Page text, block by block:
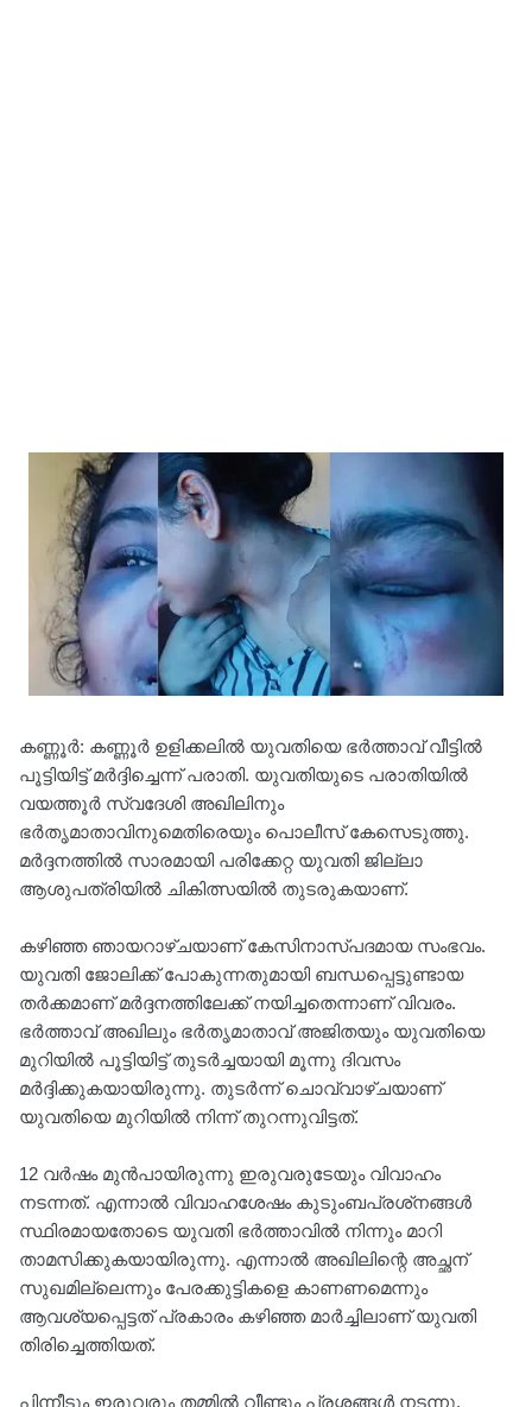
കണ്ണൂര്‍: കണ്ണൂര്‍ ഉളിക്കലില്‍ യുവതിയെ ഭര്‍ത്താവ് വീട്ടില്‍
പൂട്ടിയിട്ട് മര്‍ദ്ദിച്ചെന്ന് പരാതി. യുവതിയുടെ പരാതിയിൽ
വയത്തൂര്‍ സ്വദേശി അഖിലിനും
ഭര്‍തൃമാതാവിനുമെതിരെയും പൊലീസ് കേസെടുത്തു.
മര്‍ദ്ദനത്തില്‍ സാരമായി പരിക്കേറ്റ യുവതി ജില്ലാ
ആശുപത്രിയില്‍ ചികിത്സയിൽ തുടരുകയാണ്.
കഴിഞ്ഞ ഞായറാഴ്ചയാണ് കേസിനാസ്പദമായ സംഭവം.
യുവതി ജോലിക്ക് പോകുന്നതുമായി ബന്ധപ്പെട്ടുണ്ടായ
തര്‍ക്കമാണ് മര്‍ദ്ദനത്തിലേക്ക് നയിച്ചതെന്നാണ് വിവരം.
ഭര്‍ത്താവ് അഖിലും ഭര്‍തൃമാതാവ് അജിതയും യുവതിയെ
മുറിയില്‍ പൂട്ടിയിട്ട് തുടര്‍ച്ചയായി മൂന്നു ദിവസം
മർദ്ദിക്കുകയായിരുന്നു. തുടർന്ന് ചൊവ്വാഴ്ചയാണ്
യുവതിയെ മുറിയില്‍ നിന്ന് തുറന്നുവിട്ടത്.
12 വര്‍ഷം മുന്‍പായിരുന്നു ഇരുവരുടേയും വിവാഹം
നടന്നത്. എന്നാൽ വിവാഹശേഷം കുടുംബപ്രശ്‌നങ്ങള്‍
സ്ഥിരമായതോടെ യുവതി ഭർത്താവിൽ നിന്നും മാറി
താമസിക്കുകയായിരുന്നു. എന്നാൽ അഖിലിന്റെ അച്ഛന്
സുഖമില്ലെന്നും പേരക്കുട്ടികളെ കാണണമെന്നും
ആവശ്യപ്പെട്ടത് പ്രകാരം കഴിഞ്ഞ മാര്‍ച്ചിലാണ് യുവതി
തിരിച്ചെത്തിയത്.
പിന്നീടും ഇരുവരും തമ്മില്‍ വീണ്ടും പ്രശ്നങ്ങൾ നടന്നു.